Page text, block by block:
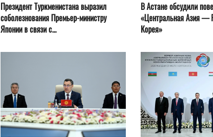
Президент Туркменистана выразил
соболезнования Премьер-министру
Японии в связи с...
В Астане обсудили
«Центральная Азия —
Корея»